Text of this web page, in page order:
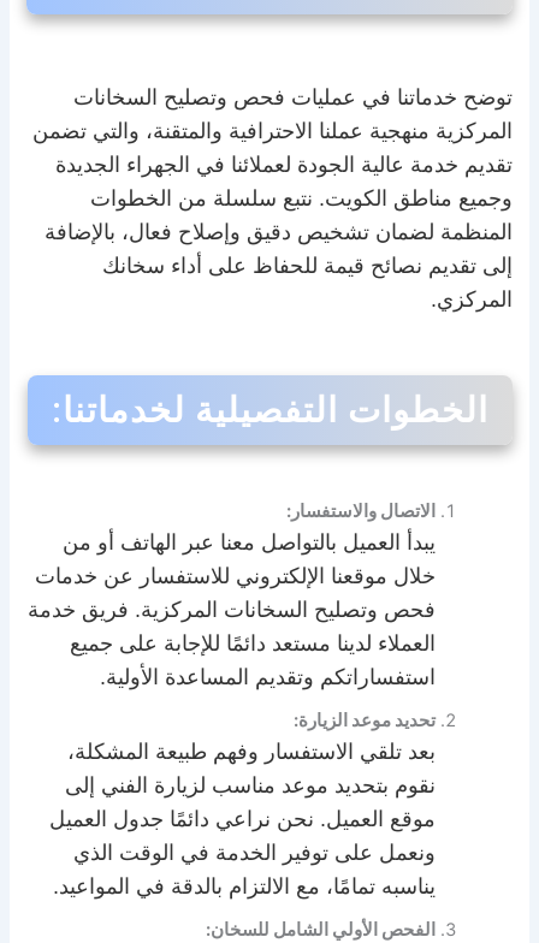
توضح خدماتنا في عمليات فحص وتصليح السخانات
المركزية منهجية عملنا الاحترافية والمتقنة، والتي تضمن
تقديم خدمة عالية الجودة لعملائنا في الجهراء الجديدة
وجميع مناطق الكويت. نتبع سلسلة من الخطوات
المنظمة لضمان تشخيص دقيق وإصلاح فعال، بالإضافة
إلى تقديم نصائح قيمة للحفاظ على أداء سخانك
المركزي.
الخطوات التفصيلية لخدماتنا:
الاتصال والاستفسار:
يبدأ العميل بالتواصل معنا عبر الهاتف أو من
خلال موقعنا الإلكتروني للاستفسار عن خدمات
فحص وتصليح السخانات المركزية. فريق خدمة
العملاء لدينا مستعد دائمًا للإجابة على جميع
استفساراتكم وتقديم المساعدة الأولية.
تحديد موعد الزيارة:
بعد تلقي الاستفسار وفهم طبيعة المشكلة،
نقوم بتحديد موعد مناسب لزيارة الفني إلى
موقع العميل. نحن نراعي دائمًا جدول العميل
ونعمل على توفير الخدمة في الوقت الذي
يناسبه تمامًا، مع الالتزام بالدقة في المواعيد.
الفحص الأولي الشامل للسخان: